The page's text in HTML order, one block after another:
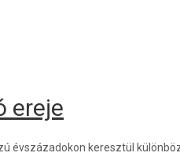
ereje
évszázadokon keresztül